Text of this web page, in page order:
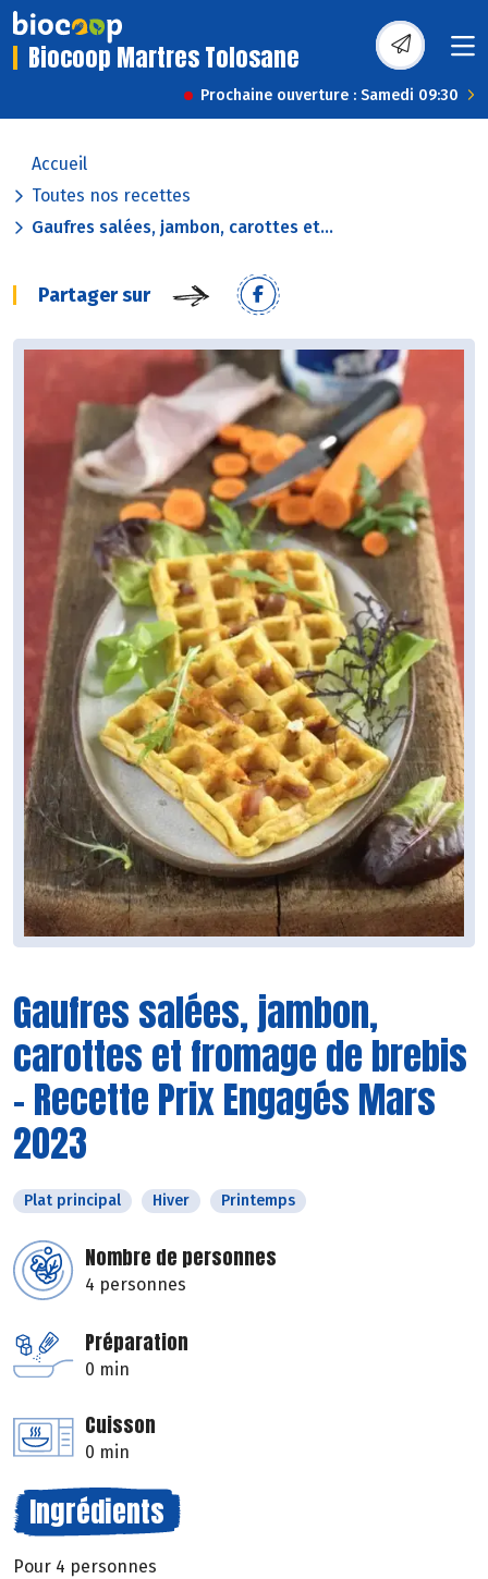
Biocoop Martres Tolosane
Prochaine ouverture : Samedi 09:30
Accueil
Toutes nos recettes
Gaufres salées, jambon, carottes et...
Partager sur
Gaufres salées, jambon,
carottes et fromage de brebis
- Recette Prix Engagés Mars
2023
Plat principal Hiver Printemps
Nombre de personnes
4 personnes
Préparation
0 min
Cuisson
0 min
Ingrédients
Pour 4 personnes